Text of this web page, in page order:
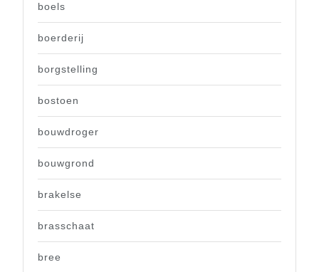
boels
boerderij
borgstelling
bostoen
bouwdroger
bouwgrond
brakelse
brasschaat
bree